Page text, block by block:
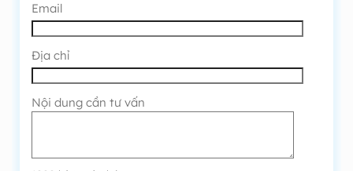
Email
Địa chỉ
Nội dung cần tư vấn